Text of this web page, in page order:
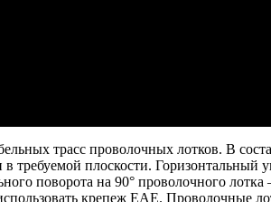
трасс проволочных лотков. В
плоскости. Горизонтальный
поворота на 90° проволочного
крепеж EAE. Проволочные